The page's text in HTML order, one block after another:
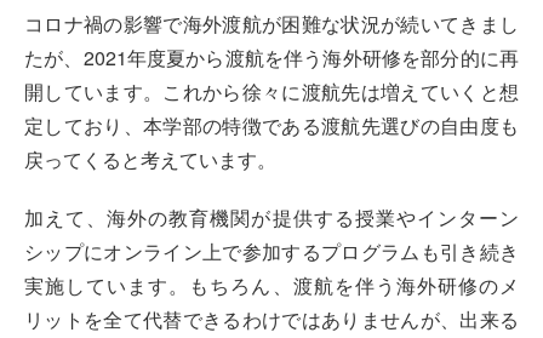
コロナ禍の影響で海外渡航が困難な状況が続いてきまし
たが、2021年度夏から渡航を伴う海外研修を部分的に再
開しています。これから徐々に渡航先は増えていくと想
定しており、本学部の特徴である渡航先選びの自由度も
戻ってくると考えています。
加えて、海外の教育機関が提供する授業やインターン
シップにオンライン上で参加するプログラムも引き続き
実施しています。もちろん、渡航を伴う海外研修のメ
リットを全て代替できるわけではありませんが、出来る